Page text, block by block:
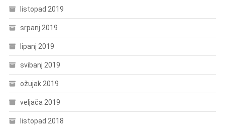
listopad 2019
srpanj 2019
lipanj 2019
svibanj 2019
ožujak 2019
veljača 2019
listopad 2018